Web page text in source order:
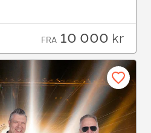
FRA 10 000 kr